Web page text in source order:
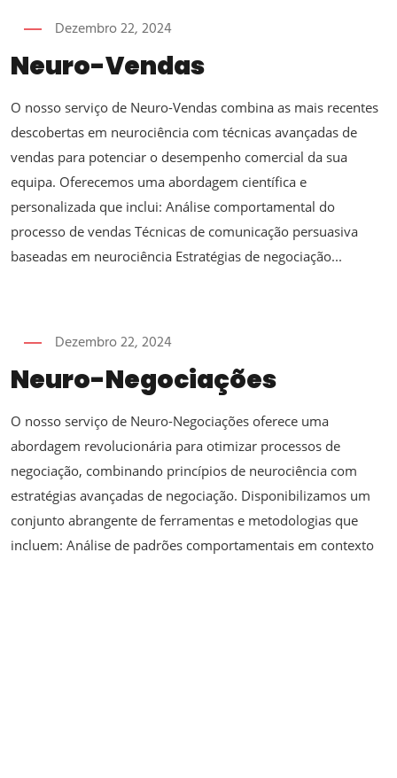
Dezembro 22, 2024
Neuro-Vendas
O nosso serviço de Neuro-Vendas combina as mais recentes
descobertas em neurociência com técnicas avançadas de
vendas para potenciar o desempenho comercial da sua
equipa. Oferecemos uma abordagem científica e
personalizada que inclui: Análise comportamental do
processo de vendas Técnicas de comunicação persuasiva
baseadas em neurociência Estratégias de negociação...
Dezembro 22, 2024
Neuro-Negociações
O nosso serviço de Neuro-Negociações oferece uma
abordagem revolucionária para otimizar processos de
negociação, combinando princípios de neurociência com
estratégias avançadas de negociação. Disponibilizamos um
conjunto abrangente de ferramentas e metodologias que
incluem: Análise de padrões comportamentais em contexto